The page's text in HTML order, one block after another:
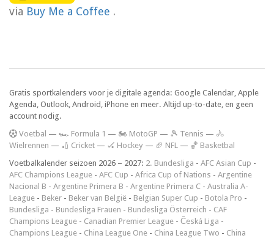
via Buy Me a Coffee .
Gratis sportkalenders voor je digitale agenda: Google Calendar, Apple
Agenda, Outlook, Android, iPhone en meer. Altijd up-to-date, en geen
account nodig.
Voetbal — 🏎️ Formula 1 — 🏍 MotoGP — 🎾 Tennis — 🚴
Wielrennen — 🏏 Cricket — 🏑 Hockey — 🏈 NFL — 🏀 Basketbal
Voetbalkalender seizoen 2026 – 2027: 2. Bundesliga - AFC Asian Cup -
AFC Champions League - AFC Cup - Africa Cup of Nations - Argentine
Nacional B - Argentine Primera B - Argentine Primera C - Australia A-
League - Beker - Beker van België - Belgian Super Cup - Botola Pro -
Bundesliga - Bundesliga Frauen - Bundesliga Österreich - CAF
Champions League - Canadian Premier League - Česká Liga -
Champions League - China League One - China League Two - China